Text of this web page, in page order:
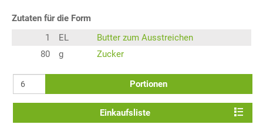
Zutaten für die Form
1
EL
Butter zum Ausstreichen
80
g Zucker
Portionen
Einkaufsliste